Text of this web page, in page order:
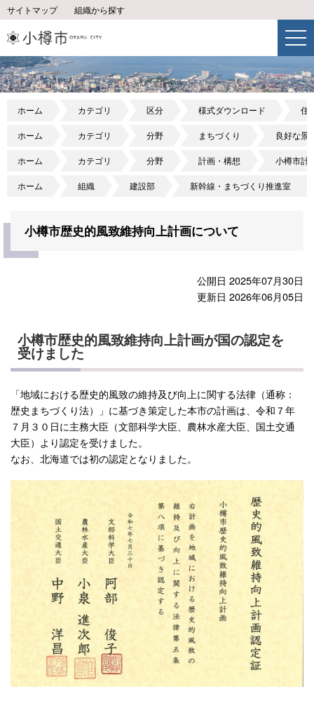
サイトマップ 組織から探す
ホーム カテゴリ 区分 様式ダウンロード 住
ホーム カテゴリ 分野 まちづくり 良好な景
ホーム カテゴリ 分野 計画・構想 小樽市計
ホーム 組織 建設部 新幹線・まちづくり推進室
小樽市歴史的風致維持向上計画について
公開日 2025年07月30日
更新日 2026年06月05日
小樽市歴史的風致維持向上計画が国の認定を
受けました
「地域における歴史的風致の維持及び向上に関する法律（通称：
歴史まちづくり法）」に基づき策定した本市の計画は、令和７年
７月３０日に主務大臣（文部科学大臣、農林水産大臣、国土交通
大臣）より認定を受けました。
なお、北海道では初の認定となりました。